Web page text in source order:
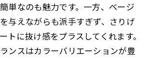
単なのも魅力です。一方、ベージ
与えながらも派手すぎず、さりげ
トに抜け感をプラスしてくれます。
ンスはカラーバリエーションが豊